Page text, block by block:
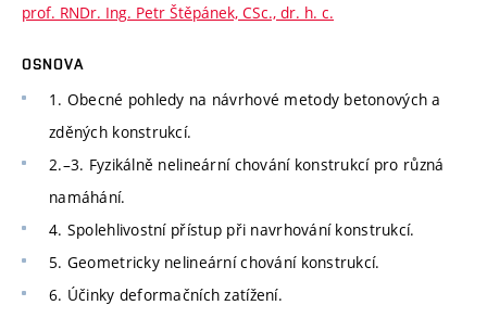
prof. RNDr. Ing. Petr Štěpánek, CSc., dr. h. c.
OSNOVA
1. Obecné pohledy na návrhové metody betonových a
zděných konstrukcí.
2.–3. Fyzikálně nelineární chování konstrukcí pro různá
namáhání.
4. Spolehlivostní přístup při navrhování konstrukcí.
5. Geometricky nelineární chování konstrukcí.
6. Účinky deformačních zatížení.